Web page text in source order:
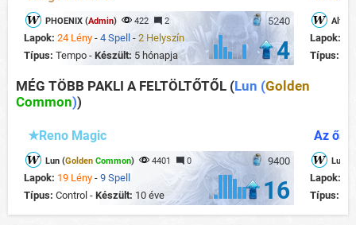
5240
PHOENIX (Admin) 422 2
Lapok: 24 Lény - 4 Spell - 2 Helyszín
Típus: Tempo - Készült: 5 hónapja 4 Lapok:
Típus:
MÉG TÖBB PAKLI A FELTÖLTŐTŐL (Lun (Golden
Common))
★Reno Magic
9400
Lun (Golden Common) 4401 0
Lapok: 19 Lény - 9 Spell
Típus: Control - Készült: 10 éve 16
Az ősi
Lun (
Lapok:
Típus: